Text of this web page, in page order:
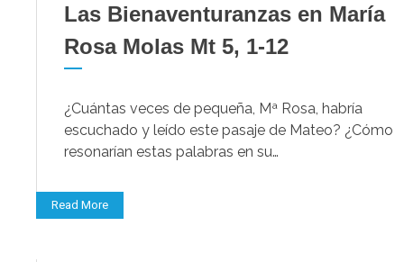
Las Bienaventuranzas en María
Rosa Molas Mt 5, 1-12
¿Cuántas veces de pequeña, Mª Rosa, habría
escuchado y leído este pasaje de Mateo? ¿Cómo
resonarían estas palabras en su…
Read More